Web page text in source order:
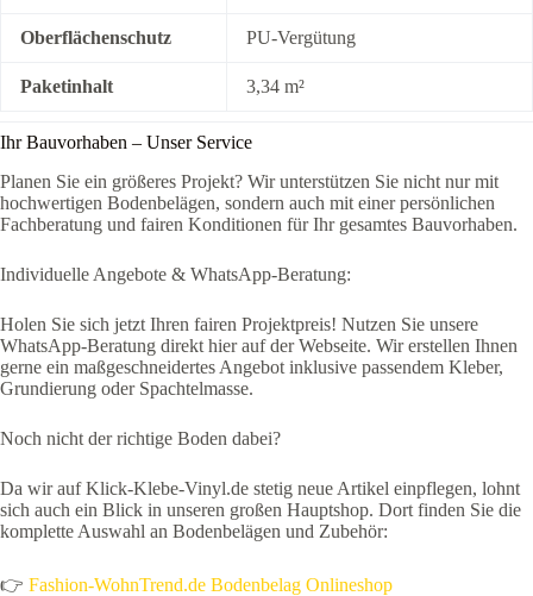
Oberflächenschutz PU-Vergütung
Paketinhalt 3,34 m²
Ihr Bauvorhaben – Unser Service
Planen Sie ein größeres Projekt? Wir unterstützen Sie nicht nur mit
hochwertigen Bodenbelägen, sondern auch mit einer persönlichen
Fachberatung und fairen Konditionen für Ihr gesamtes Bauvorhaben.
Individuelle Angebote & WhatsApp-Beratung:
Holen Sie sich jetzt Ihren fairen Projektpreis! Nutzen Sie unsere
WhatsApp-Beratung direkt hier auf der Webseite. Wir erstellen Ihnen
gerne ein maßgeschneidertes Angebot inklusive passendem Kleber,
Grundierung oder Spachtelmasse.
Noch nicht der richtige Boden dabei?
Da wir auf Klick-Klebe-Vinyl.de stetig neue Artikel einpflegen, lohnt
sich auch ein Blick in unseren großen Hauptshop. Dort finden Sie die
komplette Auswahl an Bodenbelägen und Zubehör:
👉 Fashion-WohnTrend.de Bodenbelag Onlineshop